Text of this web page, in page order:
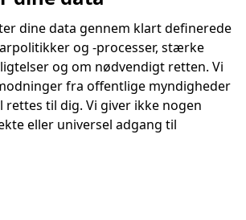
dine data gennem klart definerede
og -processer, stærke
og om nødvendigt retten. Vi
fra offentlige myndigheder
rettes til dig. Vi giver ikke nogen
eller universel adgang til